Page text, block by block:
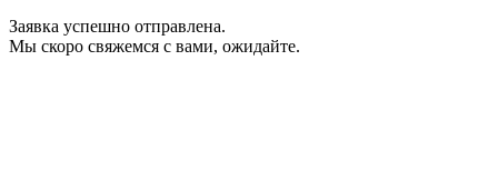
Заявка успешно отправлена.
Мы скоро свяжемся с вами, ожидайте.